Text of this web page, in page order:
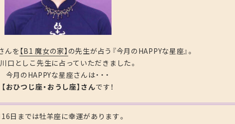
んを【B1 魔女の家】 の先生が占う『今月のHAPPYな星座』。
口としこ先生に占っていただきました。
今月のHAPPYな星座さんは・・・
【おひつじ座・おうし座】さんです！
日までは牡羊座に幸運があります。